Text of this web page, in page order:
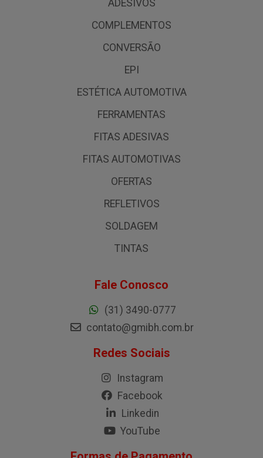
ADESIVOS
COMPLEMENTOS
CONVERSÃO
EPI
ESTÉTICA AUTOMOTIVA
FERRAMENTAS
FITAS ADESIVAS
FITAS AUTOMOTIVAS
OFERTAS
REFLETIVOS
SOLDAGEM
TINTAS
Fale Conosco
(31) 3490-0777
contato@gmibh.com.br
Redes Sociais
Instagram
Facebook
Linkedin
YouTube